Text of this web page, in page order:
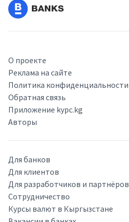
О проекте
Реклама на сайте
Политика конфиденциальности
Обратная связь
Приложение kypc.kg
Авторы
Для банков
Для клиентов
Для разработчиков и партнёров
Сотрудничество
Курсы валют в Кыргызстане